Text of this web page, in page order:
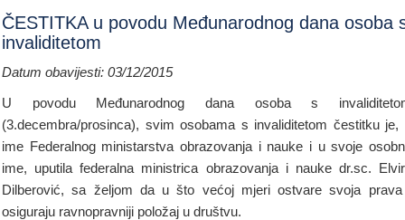
ČESTITKA u povodu Međunarodnog dana osoba
invaliditetom
Datum obavijesti: 03/12/2015
U povodu Međunarodnog dana osoba s
(3.decembra/prosinca), svim osobama s invaliditetom čestitku je,
ime Federalnog ministarstva obrazovanja i nauke i u svoje
ime, uputila federalna ministrica obrazovanja i nauke dr.sc.
Dilberović, sa željom da u što većoj mjeri ostvare svoja
osiguraju ravnopravniji položaj u društvu.